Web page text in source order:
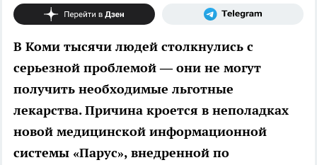
В Коми тысячи людей столкнулись с
серьезной проблемой — они не могут
получить необходимые льготные
лекарства. Причина кроется в неполадках
новой медицинской информационной
системы «Парус», внедренной по